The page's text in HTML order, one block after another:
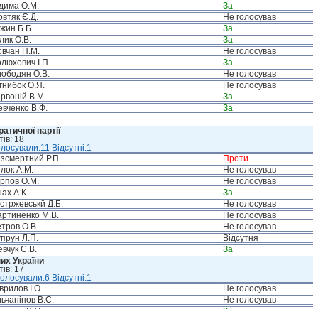
О.М.
За
Є.Д.
Не голосував
Б.Б.
За
О.В.
За
П.М.
Не голосував
І.П.
За
О.В.
Не голосував
О.Я.
Не голосував
В.М.
За
В.Ф.
За
партії
18
Відсутні:1
Р.П.
Проти
А.М.
Не голосував
О.М.
Не голосував
А.К.
За
Д.Б.
Не голосував
М.В.
Не голосував
О.В.
Не голосував
Л.П.
Відсутня
С.В.
За
України
17
Відсутні:1
І.О.
Не голосував
В.С.
Не голосував